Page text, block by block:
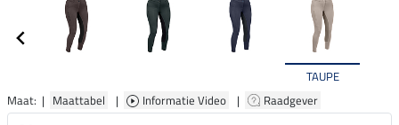
TAUPE
Maat: | Maattabel | Informatie Video | Raadgever